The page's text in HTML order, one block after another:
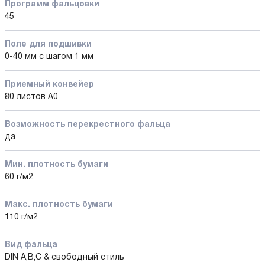
Программ фальцовки
45
Поле для подшивки
0-40 мм с шагом 1 мм
Приемный конвейер
80 листов А0
Возможность перекрестного фальца
да
Мин. плотность бумаги
60 г/м2
Макс. плотность бумаги
110 г/м2
Вид фальца
DIN A,B,C & свободный стиль